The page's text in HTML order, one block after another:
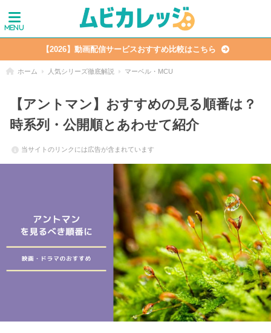
【2026】動画配信サービスおすすめ比較はこちら
ホーム 人気シリーズ徹底解説 マーベル・MCU
【アントマン】おすすめの見る順番は？
時系列・公開順とあわせて紹介
当サイトのリンクには広告が含まれています